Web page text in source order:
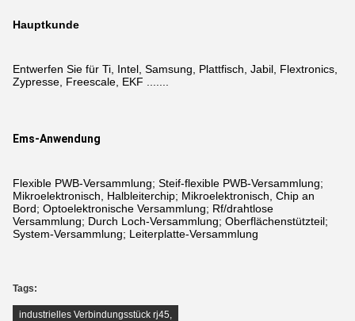
Hauptkunde
Entwerfen Sie für Ti, Intel, Samsung, Plattfisch, Jabil, Flextronics,
Zypresse, Freescale, EKF .......
Ems-Anwendung
Flexible PWB-Versammlung; Steif-flexible PWB-Versammlung;
Mikroelektronisch, Halbleiterchip; Mikroelektronisch, Chip an
Bord; Optoelektronische Versammlung; Rf/drahtlose
Versammlung; Durch Loch-Versammlung; Oberflächenstützteil;
System-Versammlung; Leiterplatte-Versammlung
Tags:
industrielles Verbindungsstück rj45,